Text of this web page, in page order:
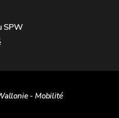
SPW
- Mobilité